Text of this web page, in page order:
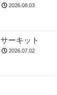
2026.08.03
サーキット
2026.07.02